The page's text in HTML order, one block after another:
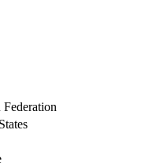
Federation